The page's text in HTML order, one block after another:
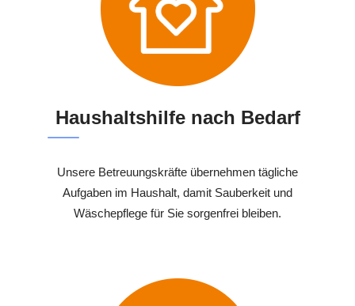
Haushaltshilfe nach Bedarf
Unsere Betreuungskräfte übernehmen tägliche
Aufgaben im Haushalt, damit Sauberkeit und
Wäschepflege für Sie sorgenfrei bleiben.